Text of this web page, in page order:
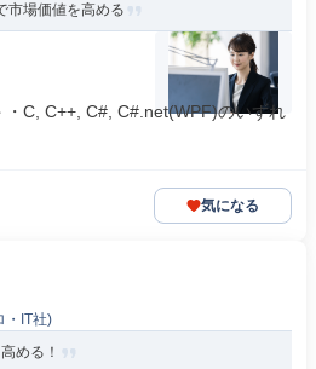
市場価値を高める
C, C++, C#, C#.net(WPF)のいずれ
気になる
・IT社)
める！